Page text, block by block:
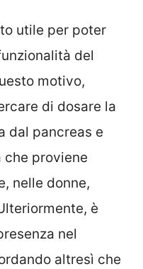
utile per poter
del
motivo,
di dosare la
dal pancreas e
che proviene
nelle donne,
è
nel
altresì che